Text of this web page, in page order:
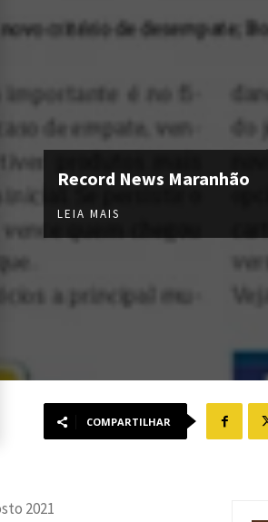
Record News Maranhão
LEIA MAIS
COMPARTILHAR
2021